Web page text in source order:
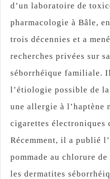
d’un laboratoire de
pharmacologie à Bâle,
trois décennies et a
recherches privées sur
séborrhéique familiale.
l’étiologie possible de
une allergie à l’haptène
cigarettes électroniques
Récemment, il a publié
pommade au chlorure
les dermatites